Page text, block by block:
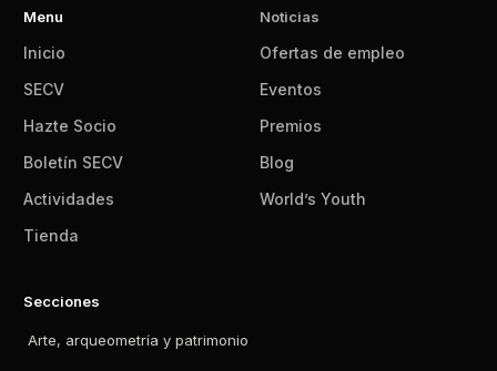
Menu
Inicio
SECV
Hazte Socio
Boletín SECV
Actividades
Tienda
Noticias
Ofertas de empleo
Eventos
Premios
Blog
World’s Youth
Secciones
Arte, arqueometría y patrimonio